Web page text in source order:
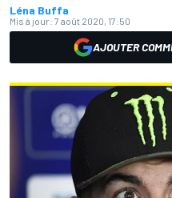
Léna Buffa
Mis à jour: 7 août 2020, 17:50
AJOUTER